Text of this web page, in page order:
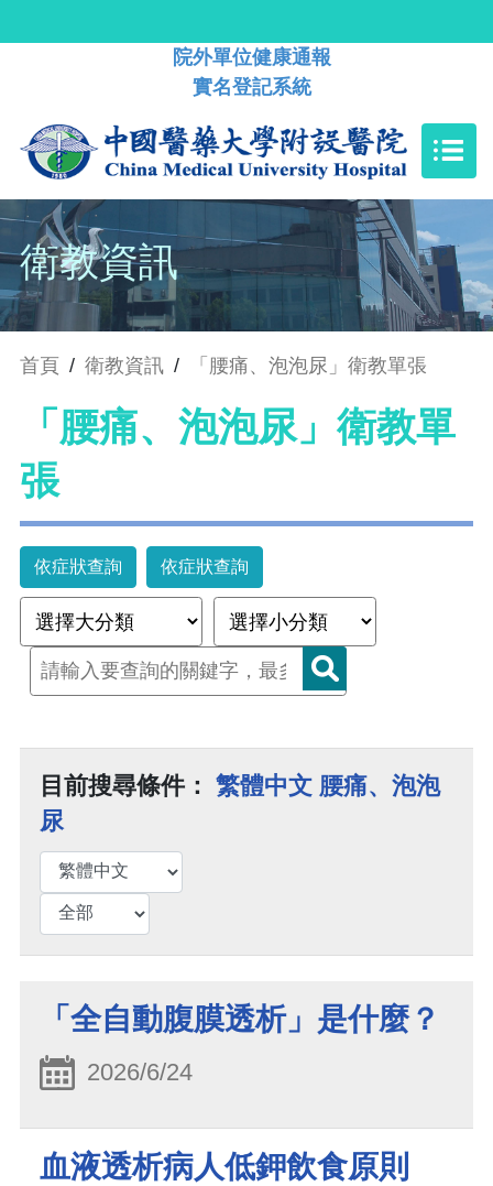
院外單位健康通報
實名登記系統
衛教資訊
首頁 / 衛教資訊 / 「腰痛、泡泡尿」衛教單張
「腰痛、泡泡尿」衛教單
張
依症狀查詢 依症狀查詢
目前搜尋條件： 繁體中文 腰痛、泡泡
尿
「全自動腹膜透析」是什麼？
2026/6/24
血液透析病人低鉀飲食原則